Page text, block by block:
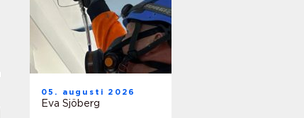
05. augusti 2026
Eva Sjöberg